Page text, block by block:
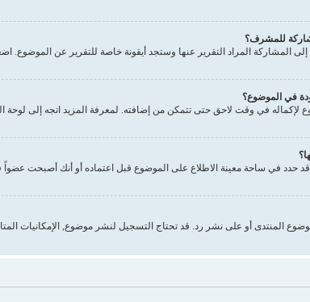
للمشرف؟
المشاركة المراد التقرير عنها وستجد أيقونة خاصة للتقرير عن الموضوع.
في الموضوع؟
في وقت لاحق حتى تتمكن من إضافته. لمعرفة المزيد اتجه إلى لوحة
حدد في ساحة معينة الاطلاع على الموضوع قبل اعتماده أو أنك أصبحت
المنتدى أو على نشر رد. قد تحتاج التسجيل لنشر موضوع, الإمكانيات